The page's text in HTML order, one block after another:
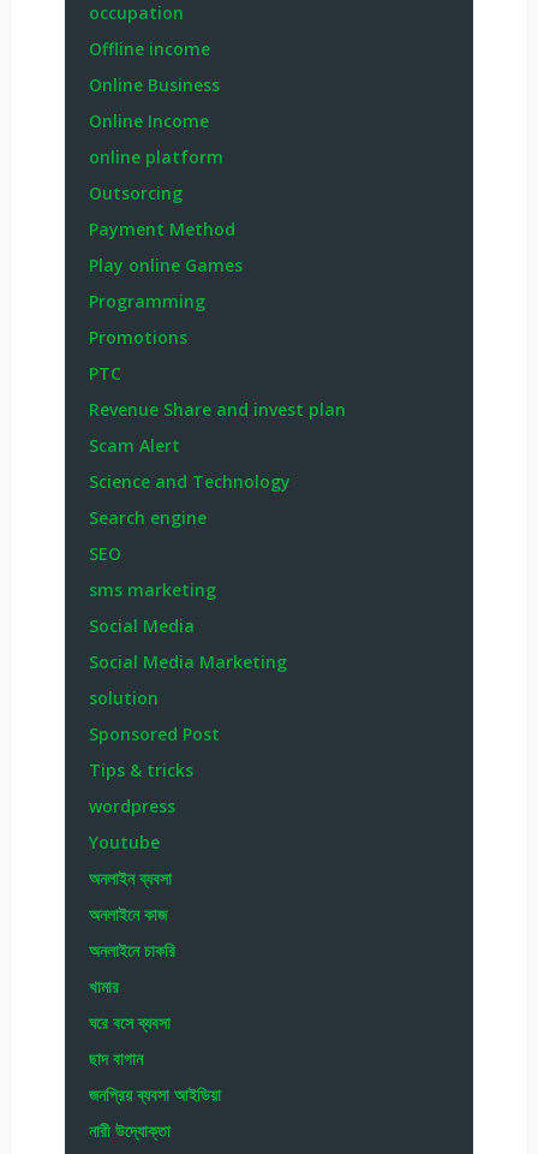
occupation
Offline income
Online Business
Online Income
online platform
Outsorcing
Payment Method
Play online Games
Programming
Promotions
PTC
Revenue Share and invest plan
Scam Alert
Science and Technology
Search engine
SEO
sms marketing
Social Media
Social Media Marketing
solution
Sponsored Post
Tips & tricks
wordpress
Youtube
অনলাইন ব্যবসা
অনলাইনে কাজ
অনলাইনে চাকরি
খামার
ঘরে বসে ব্যবসা
ছাদ বাগান
জনপ্রিয় ব্যবসা আইডিয়া
নারী উদ্যোক্তা